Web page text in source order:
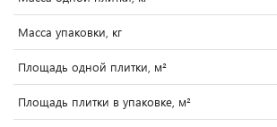
Масса упаковки, кг
Площадь одной плитки, м²
Площадь плитки в упаковке, м²